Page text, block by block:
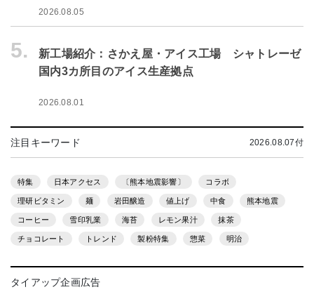
2026.08.05
5.
新工場紹介：さかえ屋・アイス工場 シャトレーゼ
国内3カ所目のアイス生産拠点
2026.08.01
注目キーワード 2026.08.07付
特集 日本アクセス 〔熊本地震影響〕 コラボ
理研ビタミン 麺 岩田醸造 値上げ 中食 熊本地震
コーヒー 雪印乳業 海苔 レモン果汁 抹茶
チョコレート トレンド 製粉特集 惣菜 明治
タイアップ企画広告